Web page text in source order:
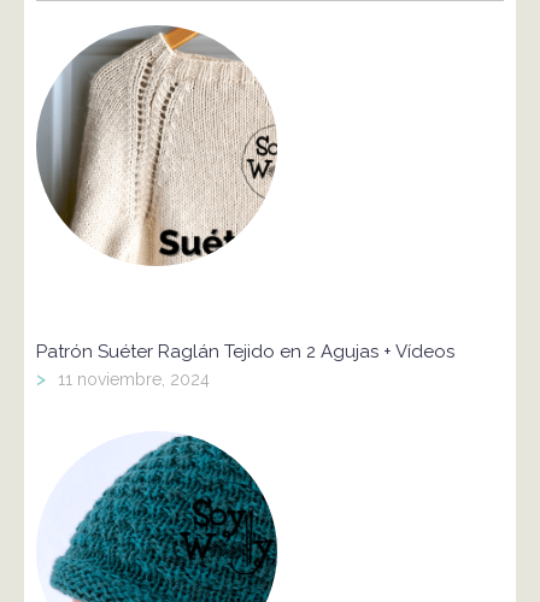
Patrón Suéter Raglán Tejido en 2 Agujas + Vídeos
> 11 noviembre, 2024